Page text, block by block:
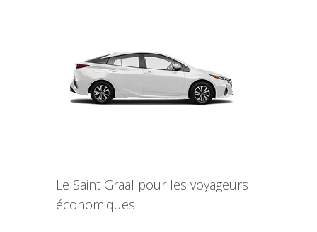
Le Saint Graal pour les voyageurs
économiques